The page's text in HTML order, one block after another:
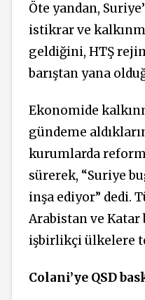
Öte yandan,
istikrar ve
geldiğini, HTŞ
barıştan yana
Ekonomide
gündeme
kurumlarda reform
sürerek, “Suriye
inşa ediyor” dedi.
Arabistan ve Katar
işbirlikçi ülkelere
Colani’ye QSD